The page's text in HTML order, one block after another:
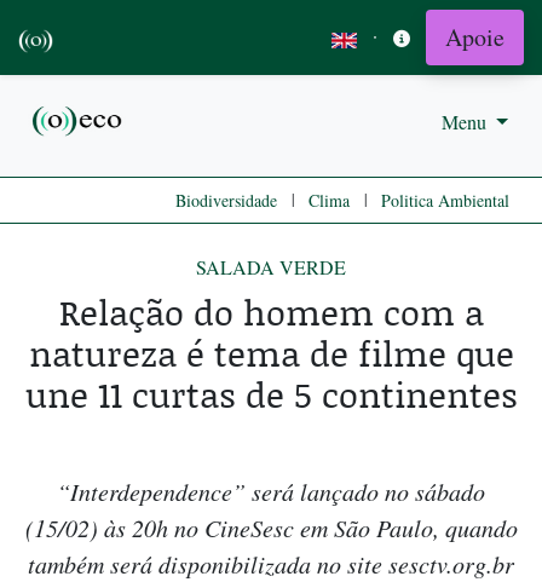
· Apoie
Menu
Biodiversidade | Clima | Politica Ambiental
SALADA VERDE
Relação do homem com a
natureza é tema de filme que
une 11 curtas de 5 continentes
“Interdependence” será lançado no sábado
(15/02) às 20h no CineSesc em São Paulo, quando
também será disponibilizada no site sesctv.org.br